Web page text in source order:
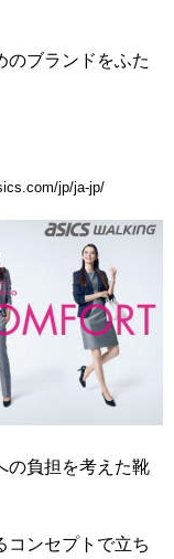
のブランドをふた
jp/ja-jp/
の負担を考えた靴
コンセプトで立ち